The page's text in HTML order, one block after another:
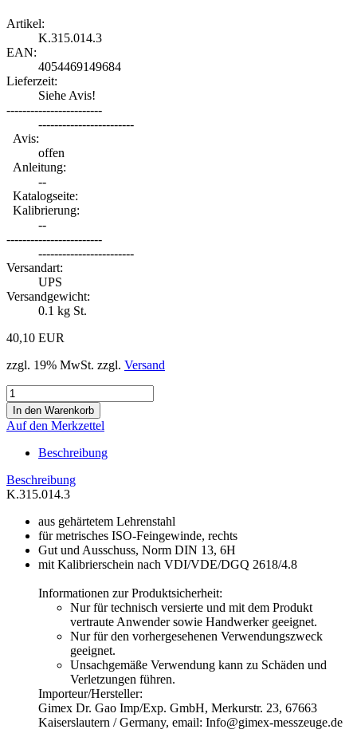
Artikel:
K.315.014.3
EAN:
4054469149684
Lieferzeit:
Siehe Avis!
------------------------
------------------------
Avis:
offen
Anleitung:
--
Katalogseite:
Kalibrierung:
--
------------------------
------------------------
Versandart:
UPS
Versandgewicht:
0.1 kg St.
40,10 EUR
zzgl. 19% MwSt. zzgl. Versand
Auf den Merkzettel
Beschreibung
Beschreibung
K.315.014.3
aus gehärtetem Lehrenstahl
für metrisches ISO-Feingewinde, rechts
Gut und Ausschuss, Norm DIN 13, 6H
mit Kalibrierschein nach VDI/VDE/DGQ 2618/4.8
Informationen zur Produktsicherheit:
Nur für technisch versierte und mit dem Produkt
vertraute Anwender sowie Handwerker geeignet.
Nur für den vorhergesehenen Verwendungszweck
geeignet.
Unsachgemäße Verwendung kann zu Schäden und
Verletzungen führen.
Importeur/Hersteller:
Gimex Dr. Gao Imp/Exp. GmbH, Merkurstr. 23, 67663
Kaiserslautern / Germany, email: Info@gimex-messzeuge.de